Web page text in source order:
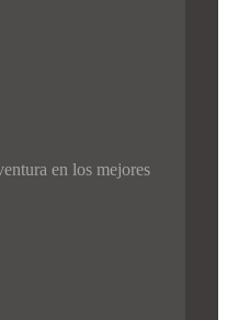
en los mejores